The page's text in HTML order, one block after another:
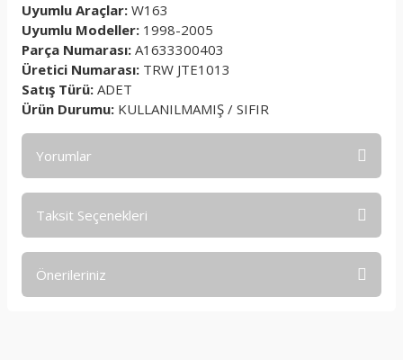
Uyumlu Araçlar: W163
Uyumlu Modeller: 1998-2005
Parça Numarası: A1633300403
Üretici Numarası: TRW JTE1013
Satış Türü: ADET
Ürün Durumu: KULLANILMAMIŞ / SIFIR
Yorumlar
Taksit Seçenekleri
Önerileriniz